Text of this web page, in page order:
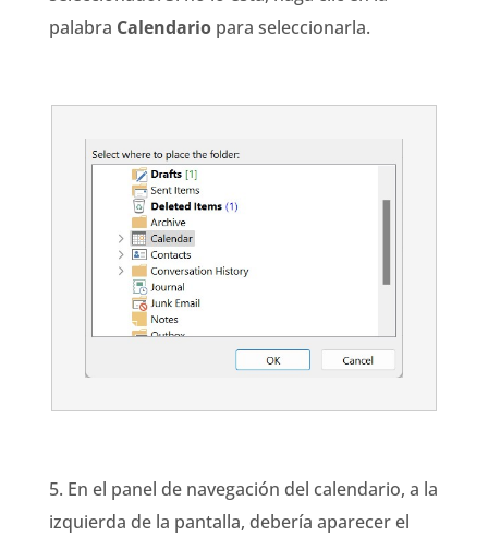
palabra Calendariopara seleccionarla.
5. En el panel de navegación del calendario, a la
izquierda de la pantalla, debería aparecer el